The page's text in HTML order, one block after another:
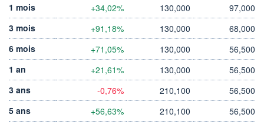
1 mois
+34,02% 130,000
97,000
3 mois
+91,18% 130,000
68,000
6 mois
+71,05% 130,000
56,500
1 an
+21,61% 130,000
56,500
3 ans
-0,76% 210,100
56,500
5 ans
+56,63% 210,100
56,500